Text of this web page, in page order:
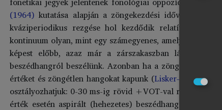
(1964) kutatása alapján a zöngekezdési idővel (Voice
kváziperiodikus rezgése hol kezdődik relatívan a
kontinuum olyan, mint egy számegyenes, amelyen a
képest előbb, azaz már a zárszakaszban látjuk a
beszédhangról beszélünk. Azonban ha a zöngeképzés
értéket és zöngétlen hangokat kapunk (Lisker–Abramson
osztályozhatjuk: 0-30 ms-ig rövid +VOT-val rendelkező,
érték esetén aspirált (hehezetes) beszédhangról